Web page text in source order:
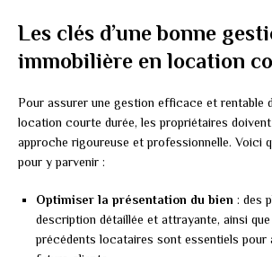
Les clés d’une bonne
immobilière en location
Pour assurer une gestion efficace et rentable
location courte durée, les propriétaires
approche rigoureuse et professionnelle. Voici
pour y parvenir :
Optimiser la présentation du bien : des
description détaillée et attrayante, ainsi
précédents locataires sont essentiels pour